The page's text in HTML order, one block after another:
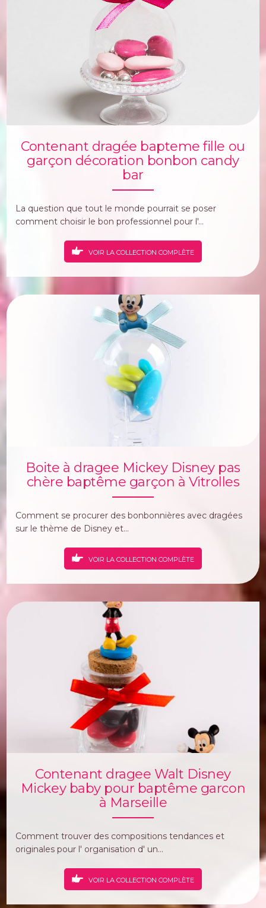
Contenant dragée bapteme fille ou
garçon décoration bonbon candy
bar
La question que tout le monde pourrait se poser
comment choisir le bon professionnel pour l'...
VOIR LA COLLECTION COMPLÈTE
Boite à dragee Mickey Disney pas
chère baptême garçon à Vitrolles
Comment se procurer des bonbonnières avec dragées
sur le thème de Disney et...
VOIR LA COLLECTION COMPLÈTE
Contenant dragee Walt Disney
Mickey baby pour baptême garcon
à Marseille
Comment trouver des compositions tendances et
originales pour l' organisation d' un...
VOIR LA COLLECTION COMPLÈTE